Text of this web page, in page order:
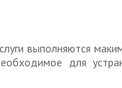
выполняются
для